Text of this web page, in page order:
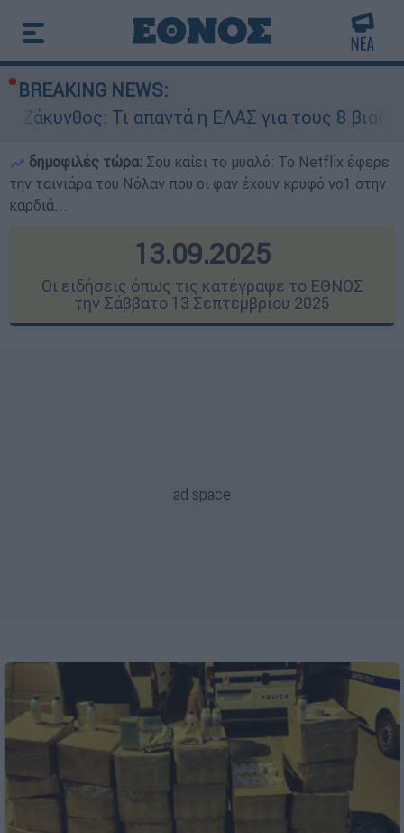
BREAKING NEWS:
απαντά η ΕΛΑΣ για τους 8 βιασμούς
δημοφιλές τώρα: Σου καίει το μυαλό: Το Netflix έφερε
την ταινιάρα του Νόλαν που οι φαν έχουν κρυφό νο1 στην
καρδιά...
13.09.2025
Οι ειδήσεις όπως τις κατέγραψε το ΕΘΝΟΣ
την Σάββατο 13 Σεπτεμβρίου 2025